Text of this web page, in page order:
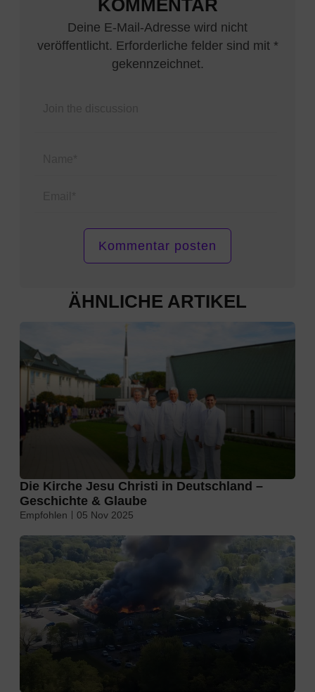
KOMMENTAR
Deine E-Mail-Adresse wird nicht
veröffentlicht. Erforderliche felder sind mit *
gekennzeichnet.
ÄHNLICHE ARTIKEL
Die Kirche Jesu Christi in Deutschland –
Geschichte & Glaube
Empfohlen 05 Nov 2025